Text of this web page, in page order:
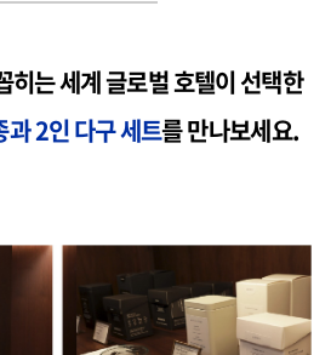
히는 세계 글로벌 호텔이 선택한
2인 다구 세트를 만나보세요.